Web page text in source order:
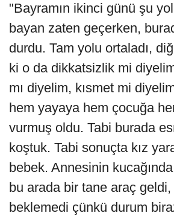
"Bayramın ikinci günü şu
bayan zaten geçerken,
durdu. Tam yolu ortaladı,
ki o da dikkatsizlik mi
mı diyelim, kısmet mi
hem yayaya hem çocuğa
vurmuş oldu. Tabi burada
koştuk. Tabi sonuçta kız
bebek. Annesinin
bu arada bir tane araç geldi,
beklemedi çünkü durum